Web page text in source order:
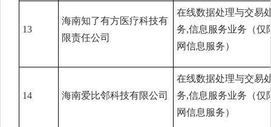
13
海南知了有方医疗科技有
限责任公司
在线数据处理与交易
务,信息服务业务（仅
网信息服务）
14 海南爱比邻科技有限公司
在线数据处理与交易
务,信息服务业务（仅
网信息服务）